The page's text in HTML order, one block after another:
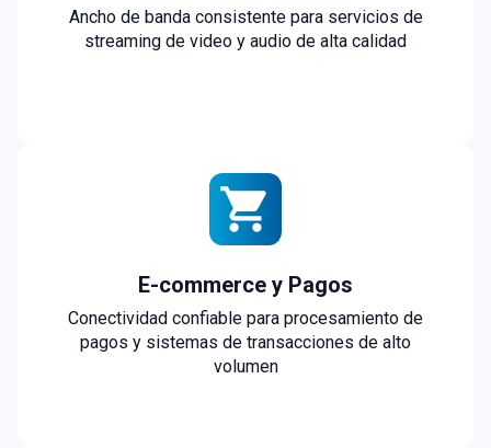
Ancho de banda consistente para servicios de
streaming de video y audio de alta calidad
E-commerce y Pagos
Conectividad confiable para procesamiento de
pagos y sistemas de transacciones de alto
volumen